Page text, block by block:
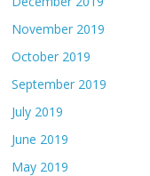
November 2019
October 2019
September 2019
July 2019
June 2019
May 2019